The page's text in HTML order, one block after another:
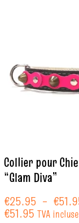
Collier pour
“Glam Diva”
€25.95 – €
€51.95 TVA incluse